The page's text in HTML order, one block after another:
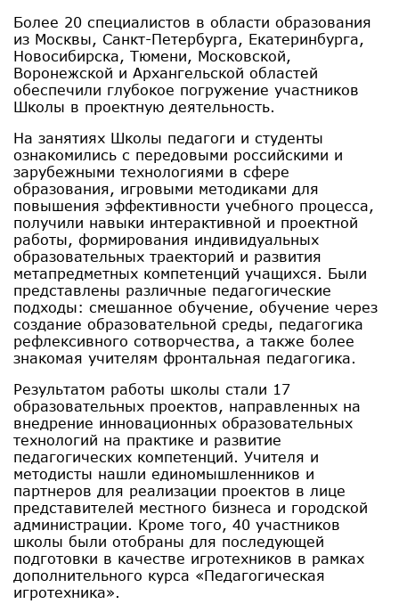
Более 20 специалистов в области образования
из Москвы, Санкт-Петербурга, Екатеринбурга,
Новосибирска, Тюмени, Московской,
Воронежской и Архангельской областей
обеспечили глубокое погружение участников
Школы в проектную деятельность.
На занятиях Школы педагоги и студенты
ознакомились с передовыми российскими и
зарубежными технологиями в сфере
образования, игровыми методиками для
повышения эффективности учебного процесса,
получили навыки интерактивной и проектной
работы, формирования индивидуальных
образовательных траекторий и развития
метапредметных компетенций учащихся. Были
представлены различные педагогические
подходы: смешанное обучение, обучение через
создание образовательной среды, педагогика
рефлексивного сотворчества, а также более
знакомая учителям фронтальная педагогика.
Результатом работы школы стали 17
образовательных проектов, направленных на
внедрение инновационных образовательных
технологий на практике и развитие
педагогических компетенций. Учителя и
методисты нашли единомышленников и
партнеров для реализации проектов в лице
представителей местного бизнеса и городской
администрации. Кроме того, 40 участников
школы были отобраны для последующей
подготовки в качестве игротехников в рамках
дополнительного курса «Педагогическая
игротехника».